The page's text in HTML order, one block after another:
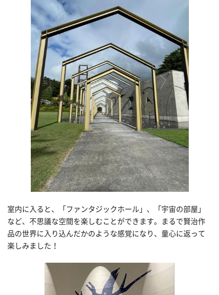
室内に入ると、「ファンタジックホール」、「宇宙の部屋」
など、不思議な空間を楽しむことができます。まるで賢治作
品の世界に入り込んだかのような感覚になり、童心に返って
楽しみました！